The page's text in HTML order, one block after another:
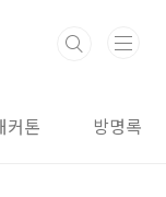
커톤 방명록